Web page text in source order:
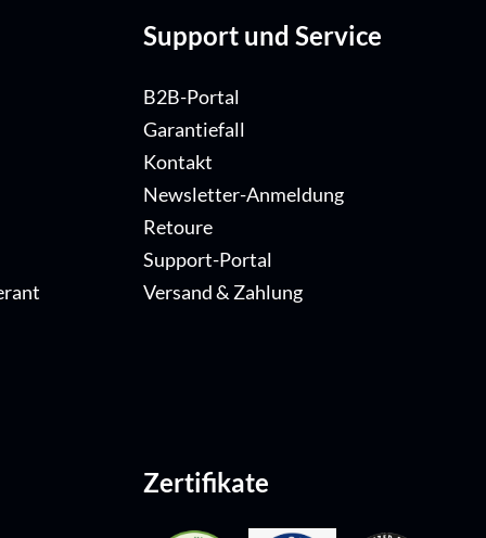
Support und Service
B2B-Portal
Garantiefall
Kontakt
Newsletter-Anmeldung
Retoure
Support-Portal
Versand & Zahlung
Zertifikate